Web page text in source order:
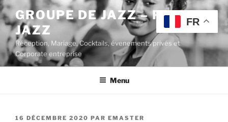
Aller
au
contenu
principal
GROUPE DE JAZZ – POP
JAZZ
Réception, Mariage, Cocktails, évenements privés et
Corporate entreprise
Menu
PUBLIÉ
16 DÉCEMBRE 2020 PAR EMASTER
FR